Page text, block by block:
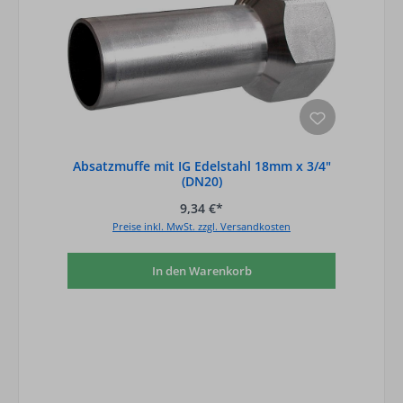
Absatzmuffe mit IG Edelstahl 18mm x 3/4"
(DN20)
9,34 €*
Preise inkl. MwSt. zzgl. Versandkosten
In den Warenkorb